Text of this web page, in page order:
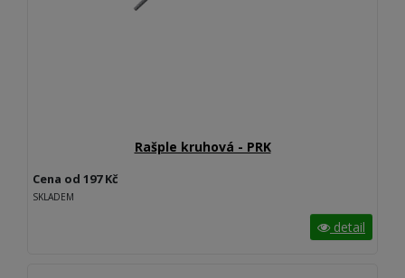
Rašple kruhová - PRK
Cena od 197 Kč
SKLADEM
detail